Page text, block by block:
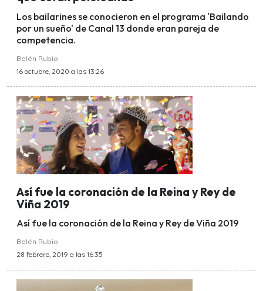
Los bailarines se conocieron en el programa 'Bailando
por un sueño' de Canal 13 donde eran pareja de
competencia.
Belén Rubio
16 octubre, 2020 a las 13:26
Así fue la coronación de la Reina y Rey de
Viña 2019
Así fue la coronación de la Reina y Rey de Viña 2019
Belén Rubio
28 febrero, 2019 a las 16:35